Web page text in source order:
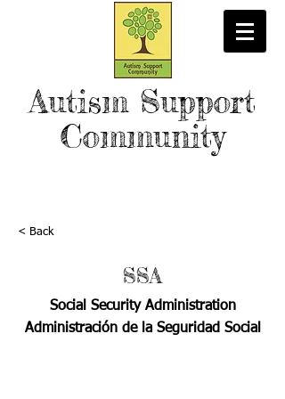
Autism Support
Community
< Back
SSA
Social Security Administration
Administración de la Seguridad Social